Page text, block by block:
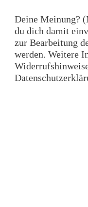
Deine Meinung?
du dich damit
zur Bearbeitung
werden. Weitere